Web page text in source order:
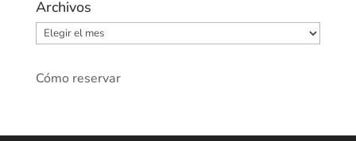
Archivos
Archivos
Cómo reservar